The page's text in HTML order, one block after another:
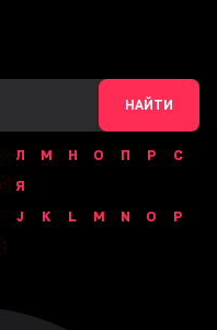
НАЙТИ
Л М Н О П Р
С
Я
J K L M N O
P